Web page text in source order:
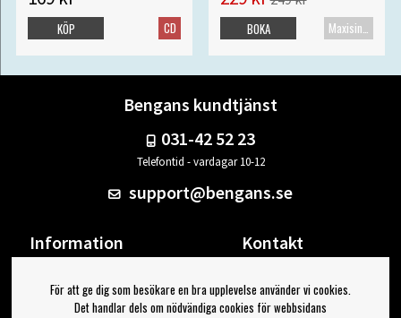
CD
KÖP
Maxisingel
BOKA
Bengans kundtjänst
031-42 52 23
Telefontid - vardagar 10-12
support@bengans.se
Information
Om Bengans
FAQ / Köp- & Leveransvillkor
Kontakt
Din sida
Logga ut
För att ge dig som besökare en bra upplevelse använder vi cookies.
Det handlar dels om nödvändiga cookies för webbsidans